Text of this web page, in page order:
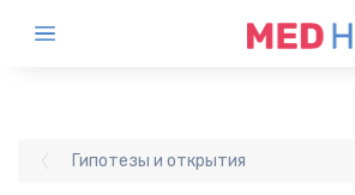
Гипотезы и открытия